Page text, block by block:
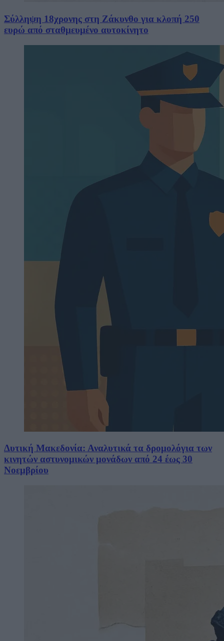
Σύλληψη 18χρονης στη Ζάκυνθο για κλοπή 250
ευρώ από σταθμευμένο αυτοκίνητο
Δυτική Μακεδονία: Αναλυτικά τα δρομολόγια των
κινητών αστυνομικών μονάδων από 24 έως 30
Νοεμβρίου